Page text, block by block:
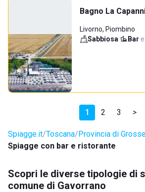
Bagno La
Livorno, Piombino
Sabbiosa· Bar·
1 2 3 >
Spiagge.it Toscana Provincia di
Spiagge con bar e ristorante
Scopri le diverse tipologie di
comune di Gavorrano